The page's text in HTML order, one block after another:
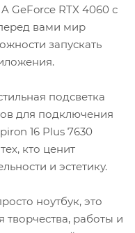
GeForce RTX 4060 с
вами мир
запускать
подсветка
для подключения
16 Plus 7630
кто ценит
и эстетику.
ноутбук, это
творчества, работы и